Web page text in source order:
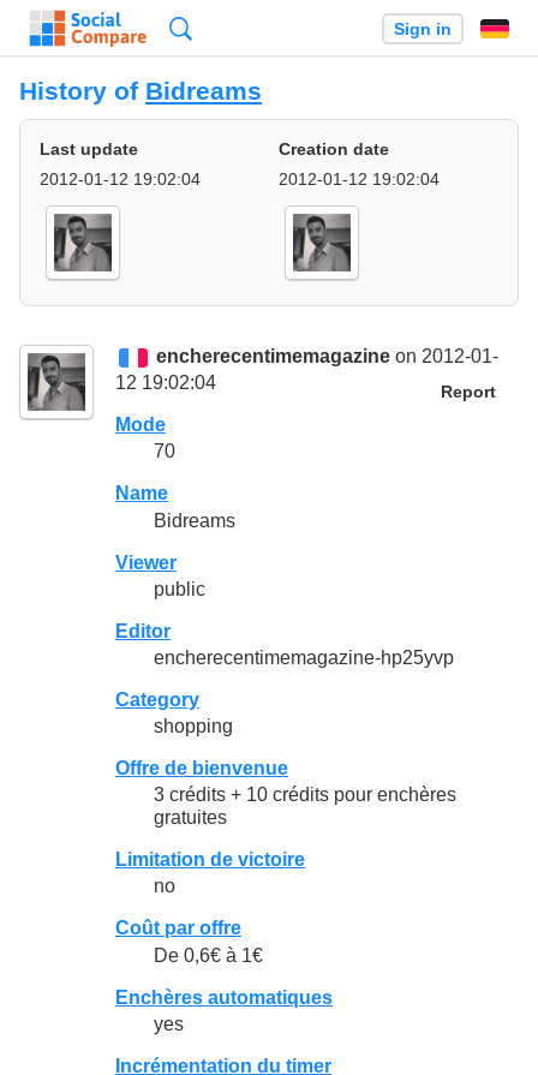
Sign in
History of Bidreams
Last update
2012-01-12 19:02:04
Creation date
2012-01-12 19:02:04
encherecentimemagazine on 2012-01-
12 19:02:04
Report
Mode
70
Name
Bidreams
Viewer
public
Editor
encherecentimemagazine-hp25yvp
Category
shopping
Offre de bienvenue
3 crédits + 10 crédits pour enchères
gratuites
Limitation de victoire
no
Coût par offre
De 0,6€ à 1€
Enchères automatiques
yes
Incrémentation du timer